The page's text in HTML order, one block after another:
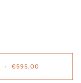
• €595,00